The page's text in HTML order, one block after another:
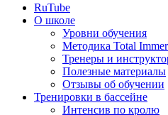
RuTube
О школе
Уровни обучения
Методика Total
Тренеры и
Полезные материалы
Отзывы об обучении
Тренировки в бассейне
Интенсив по кролю